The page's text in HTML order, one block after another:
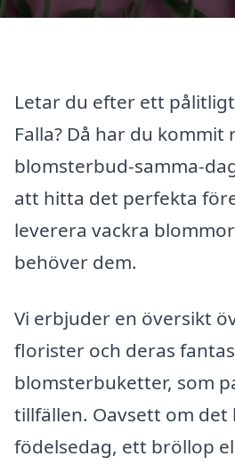
Letar du efter ett
Falla? Då har du kommit
blomsterbud-samma-
att hitta det perfekta
leverera vackra
behöver dem.
Vi erbjuder en översikt
florister och deras
blomsterbuketter, som
tillfällen. Oavsett om det
födelsedag, ett bröllop